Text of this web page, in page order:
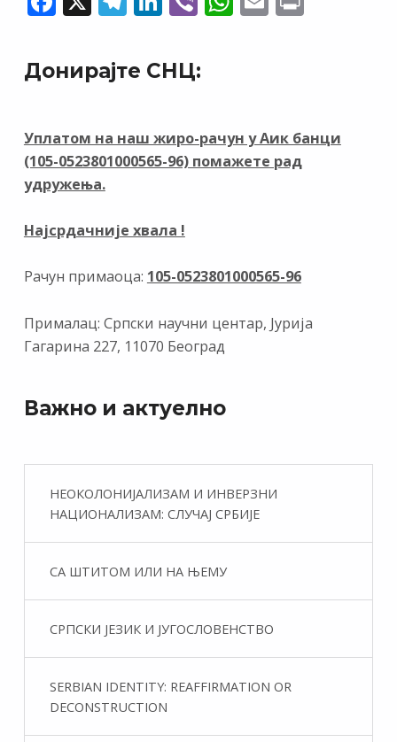
e
b
o
k
e
gr
m
k
e
n
er
p
p
Донирајте СНЦ:
Уплатом на наш жиро-рачун у Аик банци
(105-0523801000565-96) помажете рад
удружења.
Најсрдачније хвала !
Рачун примаоца: 105-0523801000565-96
Прималац: Српски научни центар, Јурија
Гагарина 227, 11070 Београд
Важно и актуелно
НЕОКОЛОНИЈАЛИЗАМ И ИНВЕРЗНИ
НАЦИОНАЛИЗАМ: СЛУЧАЈ СРБИЈЕ
СА ШТИТОМ ИЛИ НА ЊЕМУ
СРПСКИ ЈЕЗИК И ЈУГОСЛОВЕНСТВО
SERBIAN IDENTITY: REAFFIRMATION OR
DECONSTRUCTION